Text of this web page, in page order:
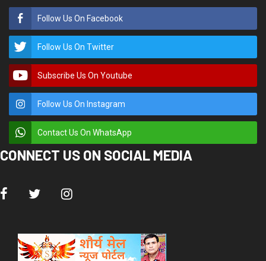
Follow Us On Facebook
Follow Us On Twitter
Subscribe Us On Youtube
Follow Us On Instagram
Contact Us On WhatsApp
CONNECT US ON SOCIAL MEDIA